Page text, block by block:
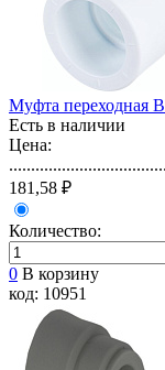
Муфта
Есть в наличии
Цена:
181,58 ₽
Количество:
0 В корзину
код: 10951